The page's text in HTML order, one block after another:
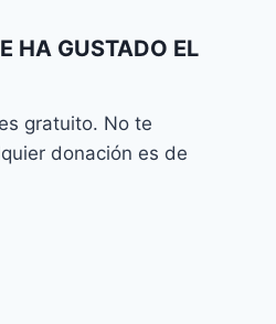
HA GUSTADO EL
gratuito. No te
donación es de